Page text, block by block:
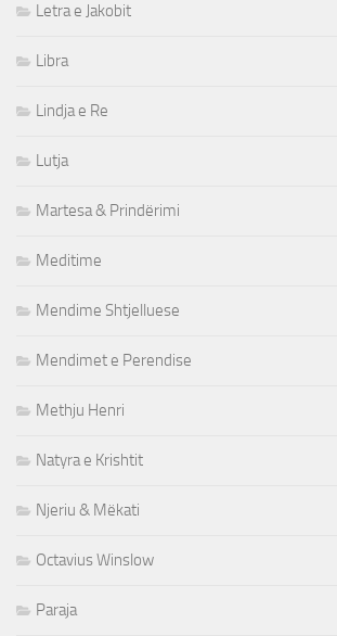
Letra e Jakobit
Libra
Lindja e Re
Lutja
Martesa & Prindërimi
Meditime
Mendime Shtjelluese
Mendimet e Perendise
Methju Henri
Natyra e Krishtit
Njeriu & Mëkati
Octavius Winslow
Paraja